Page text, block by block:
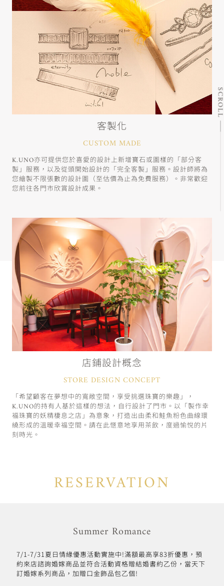
客製化
CUSTOM MADE
K.UNO亦可提供您於喜愛的設計上新增寶石或圖樣的「部分客
製」服務，以及從頭開始設計的「完全客製」服務。設計師將為
您繪製不限張數的設計圖（至估價為止為免費服務）。非常歡迎
您前往各門市欣賞設計成果。
店鋪設計概念
STORE DESIGN CONCEPT
「希望顧客在夢想中的寬敞空間，享受挑選珠寶的樂趣」，
K.UNO的持有人基於這樣的想法，自行設計了門市。以「製作幸
福珠寶的妖精棲息之店」為意象，打造出由柔和鮭魚粉色曲線環
繞形成的溫暖幸福空間。請在此愜意地享用茶飲，度過愉悅的片
刻時光。
RESERVATION
Summer Romance
7/1-7/31夏日情緣優惠活動實施中!滿額最高享83折優惠，預
約來店諮詢婚嫁商品並符合活動資格贈結婚書約乙份，當天下
訂婚嫁系列商品，加贈口金飾品包乙個!